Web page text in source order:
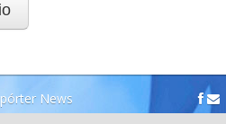
News